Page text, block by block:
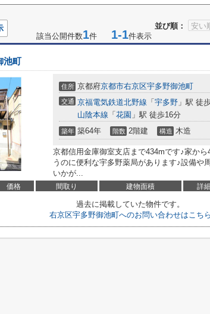
並び順：
該当公開件数1件 1-1件表示
池町
住所 京都府京都市右京区宇多野御池町
交通 京福電気鉄道北野線 「 宇多野 」駅 徒
山陰本線 「 花園 」駅 徒歩16分
築年 築64年 階数 2階建 構造 木造
京都信用金庫御室支店まで434mです♪家か
うのに便利な宇多野薬局があります♪設備や
いかが...
価格 間取り 建物面積 詳細
過去に掲載していた物件です。
右京区宇多野御池町へのお問い合わせはこちら